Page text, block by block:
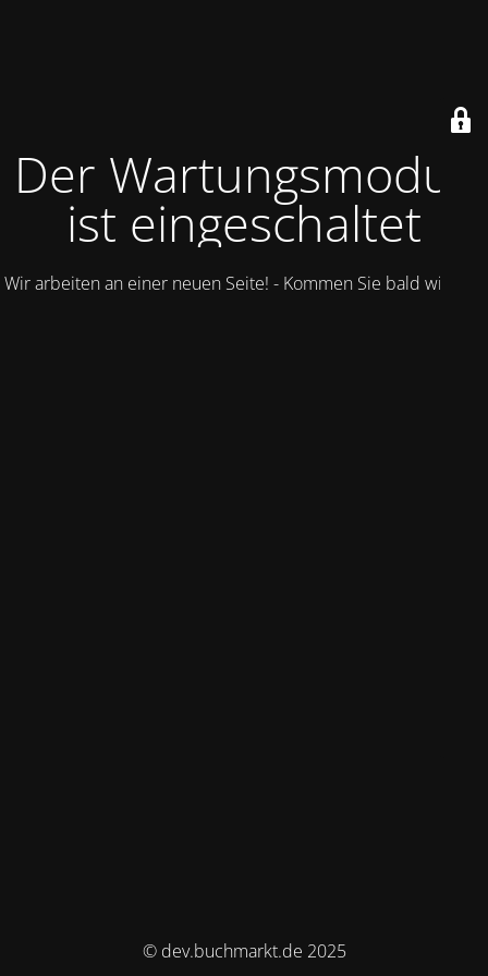
Der Wartungsmodus
ist eingeschaltet
Wir arbeiten an einer neuen Seite! - Kommen Sie bald wieder.
© dev.buchmarkt.de 2025